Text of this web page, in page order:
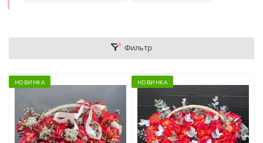
Фильтр
НОВИНКА НОВИНКА